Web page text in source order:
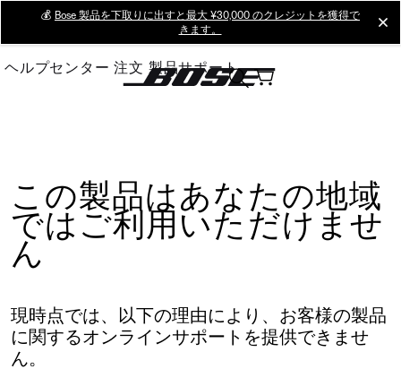
Main
💰 Bose 製品を下取りに出すと最大 ¥30,000 のクレジットを獲得で
きます。
ヘルプセンター 注文 製品サポート
この製品はあなたの地域
ではご利用いただけませ
ん
現時点では、以下の理由により、お客様の製品
に関するオンラインサポートを提供できませ
ん。